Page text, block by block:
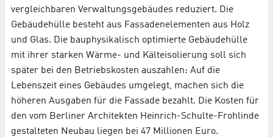
vergleichbaren Verwaltungsgebäudes reduziert. Die
Gebäudehülle besteht aus Fassadenelementen aus Holz
und Glas. Die bauphysikalisch optimierte Gebäudehülle
mit ihrer starken Wärme- und Kälteisolierung soll sich
später bei den Betriebskosten auszahlen: Auf die
Lebenszeit eines Gebäudes umgelegt, machen sich die
höheren Ausgaben für die Fassade bezahlt. Die Kosten für
den vom Berliner Architekten Heinrich-Schulte-Frohlinde
gestalteten Neubau liegen bei 47 Millionen Euro.